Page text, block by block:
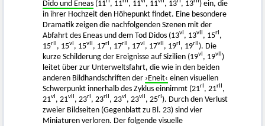
Dido und Eneas (11 , 11 , 11 , 11 , 13 , 13
) ein, die
in ihrer Hochzeit den Höhepunkt findet. Eine besondere
Dramatik zeigen die nachfolgenden Szenen mit der
Abfahrt des Eneas und dem Tod Didos (13vI, 13vII, 15rI,
15rII, 15vI, 15vII, 17rI, 17rII, 17vI, 17vII, 19rI, 19rII). Die
kurze Schilderung der Ereignisse auf Sizilien (19vI, 19vII)
leitet über zur Unterweltsfahrt, die wie in den beiden
anderen Bildhandschriften der ›Eneit‹ einen visuellen
Schwerpunkt innerhalb des Zyklus einnimmt (21rI, 21rII,
21vI, 21vII, 23rI, 23rII, 23vI, 23vII, 25rI). Durch den Verlust
zweier Bildseiten (Gegenblatt zu Bl. 23) sind vier
Miniaturen verloren. Der folgende visuelle